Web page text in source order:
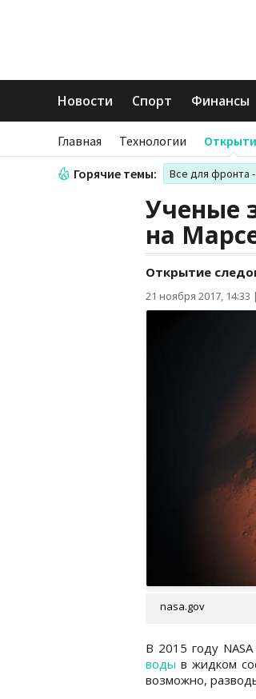
Новости Спорт Финансы
Главная Технологии
Горячие темы: Все для фронта
Ученые
на
Открытие
21 ноября 2017, 14:33 |
nasa.gov
В 2015 году
воды в жидком
возможно,